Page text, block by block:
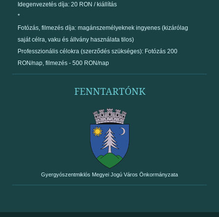
Idegenvezetés díja: 20 RON / kiállítás
*
Fotózás, filmezés díja: magánszemélyeknek ingyenes (kizárólag
saját célra, vaku és állvány használata tilos)
Professzionális célokra (szerződés szükséges): Fotózás 200
RON/nap, filmezés - 500 RON/nap
FENNTARTÓNK
Gyergyószentmiklós Megyei Jogú Város Önkormányzata